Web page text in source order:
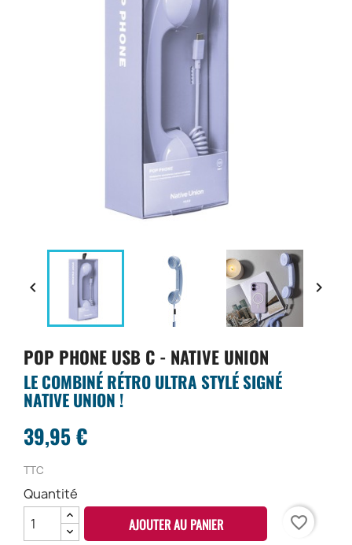
 
POP PHONE USB C - NATIVE UNION
LE COMBINÉ RÉTRO ULTRA STYLÉ SIGNÉ
NATIVE UNION !
39,95 €
TTC
Quantité
AJOUTER AU PANIER favorite_border